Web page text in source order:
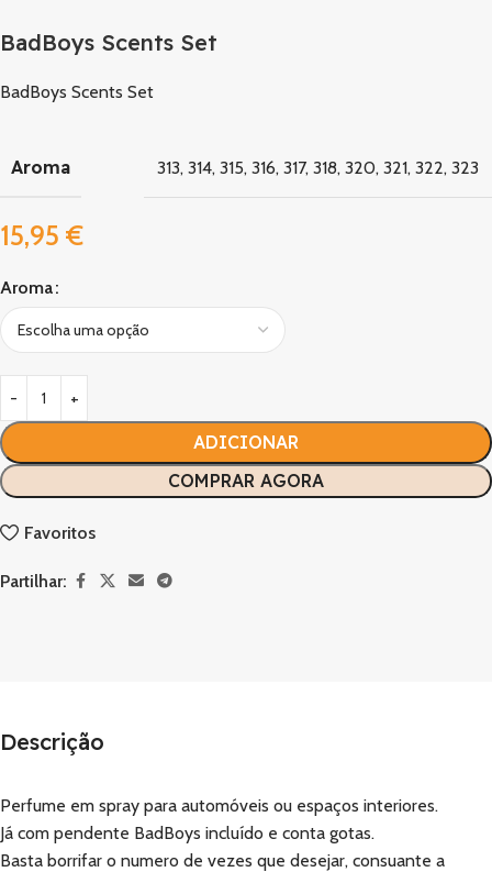
BadBoys Scents Set
BadBoys Scents Set
Aroma 313, 314, 315, 316, 317, 318, 320, 321, 322, 323
15,95 €
Aroma
ADICIONAR
COMPRAR AGORA
Favoritos
Partilhar:
Descrição
Perfume em spray para automóveis ou espaços interiores.
Já com pendente BadBoys incluído e conta gotas.
Basta borrifar o numero de vezes que desejar, consuante a